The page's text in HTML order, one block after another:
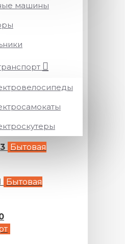
машины
Бытовая
Бытовая